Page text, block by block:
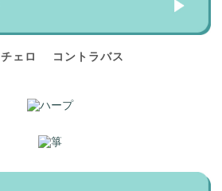
チェロ コントラバス